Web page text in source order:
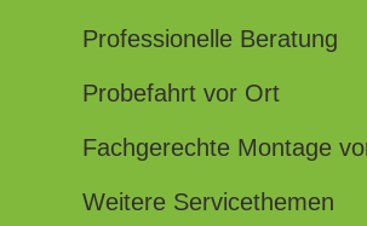
Professionelle Beratung
Probefahrt vor Ort
Fachgerechte Montage
Weitere Servicethemen